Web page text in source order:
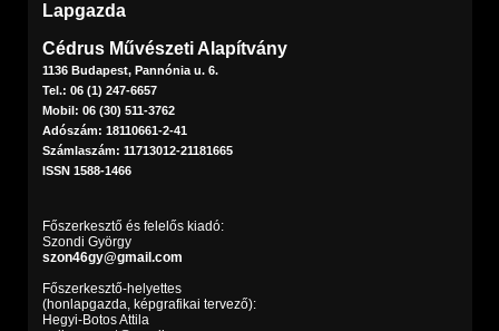
Lapgazda
Cédrus Művészeti Alapítvány
1136 Budapest, Pannónia u. 6.
Tel.: 06 (1) 247-6657
Mobil: 06 (30) 511-3762
Adószám: 18110661-2-41
Számlaszám: 11713012-21181665
ISSN 1588-1466
Főszerkesztő és felelős kiadó:
Szondi György
szon46gy@gmail.com
Főszerkesztő-helyettes
(honlapgazda, képgrafikai tervező):
Hegyi-Botos Attila